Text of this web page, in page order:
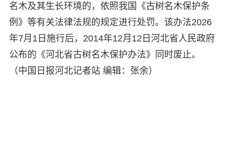
名木及其生长环境的，依照我国《古树名木保护条
例》等有关法律法规的规定进行处罚。该办法2026
年7月1日施行后，2014年12月12日河北省人民政府
公布的《河北省古树名木保护办法》同时废止。
（中国日报河北记者站 编辑：张余）